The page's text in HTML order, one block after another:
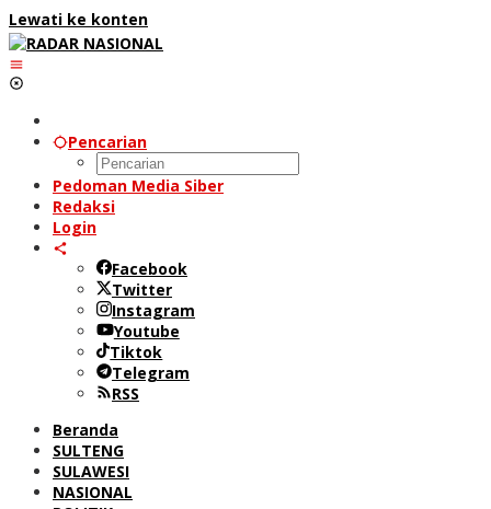
Lewati ke konten
Pencarian
Pedoman Media Siber
Redaksi
Login
Facebook
Twitter
Instagram
Youtube
Tiktok
Telegram
RSS
Beranda
SULTENG
SULAWESI
NASIONAL